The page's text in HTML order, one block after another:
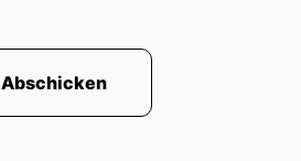
Abschicken